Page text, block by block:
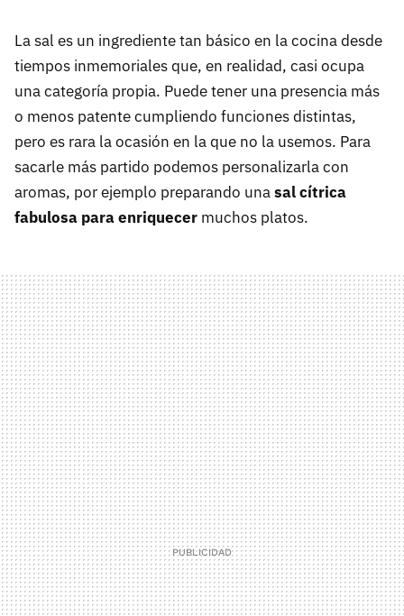
La sal es un ingrediente tan básico en la cocina desde
tiempos inmemoriales que, en realidad, casi ocupa
una categoría propia. Puede tener una presencia más
o menos patente cumpliendo funciones distintas,
pero es rara la ocasión en la que no la usemos. Para
sacarle más partido podemos personalizarla con
aromas, por ejemplo preparando unasal cítrica
fabulosa para enriquecer muchos platos.